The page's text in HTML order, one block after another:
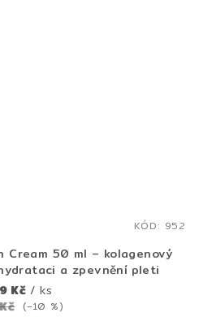
Cream 50 ml – kolagenový
a zpevnění pleti
Kč / ks
(–10 %)
KÓD: 952